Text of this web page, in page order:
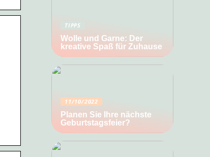
TIPPS
Wolle und Garne: Der
kreative Spaß für Zuhause
11/10/2022
Planen Sie Ihre nächste
Geburtstagsfeier?